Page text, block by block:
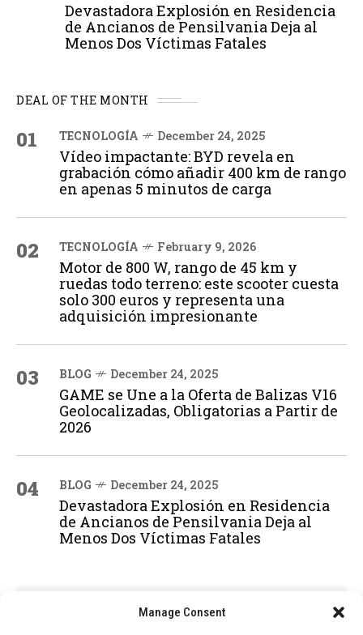
Manage Consent
Devastadora Explosión en Residencia
de Ancianos de Pensilvania Deja al
Menos Dos Víctimas Fatales
DEAL OF THE MONTH
01 TECNOLOGÍA December 24, 2025
Vídeo impactante: BYD revela en
grabación cómo añadir 400 km de rango
en apenas 5 minutos de carga
02 TECNOLOGÍA February 9, 2026
Motor de 800 W, rango de 45 km y
ruedas todo terreno: este scooter cuesta
solo 300 euros y representa una
adquisición impresionante
03 BLOG December 24, 2025
GAME se Une a la Oferta de Balizas V16
Geolocalizadas, Obligatorias a Partir de
2026
04 BLOG December 24, 2025
Devastadora Explosión en Residencia
de Ancianos de Pensilvania Deja al
Menos Dos Víctimas Fatales